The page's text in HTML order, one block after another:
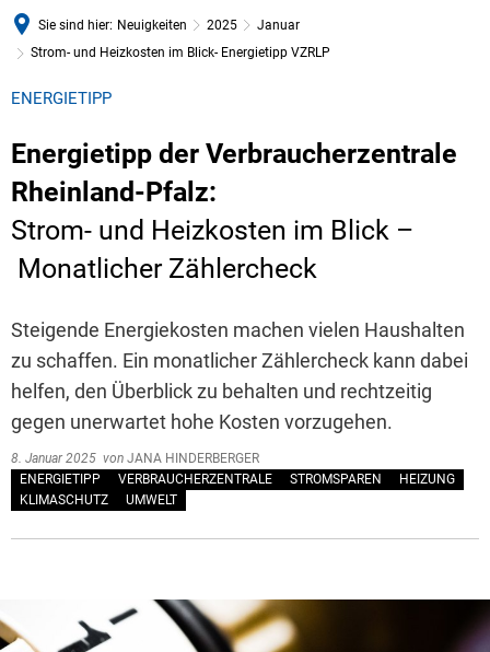
Sie sind hier: Neuigkeiten 2025
Januar
Strom- und Heizkosten im Blick- Energietipp VZRLP
ENERGIETIPP
Energietipp der Verbraucherzentrale
Rheinland-Pfalz:
Strom- und Heizkosten im Blick –
Monatlicher Zählercheck
Steigende Energiekosten machen vielen Haushalten
zu schaffen. Ein monatlicher Zählercheck kann dabei
helfen, den Überblick zu behalten und rechtzeitig
gegen unerwartet hohe Kosten vorzugehen.
8. Januar 2025 von JANA HINDERBERGER
ENERGIETIPP
VERBRAUCHERZENTRALE STROMSPAREN
HEIZUNG
KLIMASCHUTZ
UMWELT